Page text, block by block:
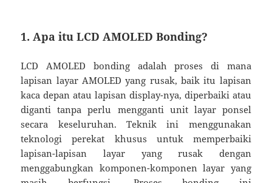
1. Apa itu LCD AMOLED Bonding?
LCD AMOLED bonding adalah proses di mana
lapisan layar AMOLED yang rusak, baik itu lapisan
kaca depan atau lapisan display-nya, diperbaiki atau
diganti tanpa perlu mengganti unit layar ponsel
secara keseluruhan. Teknik ini menggunakan
teknologi perekat khusus untuk memperbaiki
lapisan-lapisan layar yang rusak dengan
menggabungkan komponen-komponen layar yang